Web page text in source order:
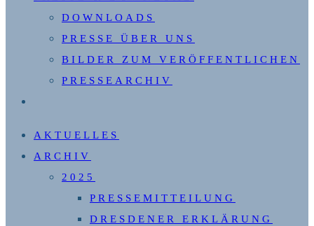
DOWNLOADS
PRESSE ÜBER UNS
BILDER ZUM VERÖFFENTLICHEN
PRESSEARCHIV
UMSCHALTEN
AKTUELLES
ARCHIV
2025
PRESSEMITTEILUNG
DRESDENER ERKLÄRUNG